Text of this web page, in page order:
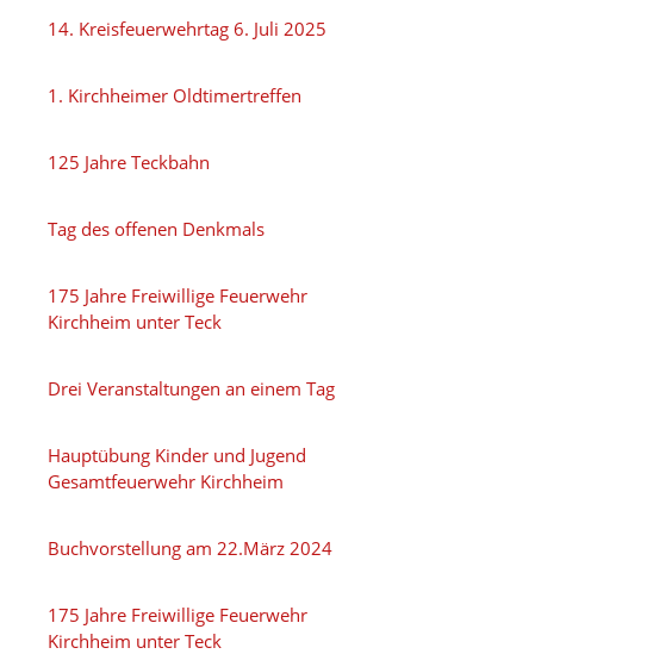
14. Kreisfeuerwehrtag 6. Juli 2025
1. Kirchheimer Oldtimertreffen
125 Jahre Teckbahn
Tag des offenen Denkmals
175 Jahre Freiwillige Feuerwehr
Kirchheim unter Teck
Drei Veranstaltungen an einem Tag
Hauptübung Kinder und Jugend
Gesamtfeuerwehr Kirchheim
Buchvorstellung am 22.März 2024
175 Jahre Freiwillige Feuerwehr
Kirchheim unter Teck